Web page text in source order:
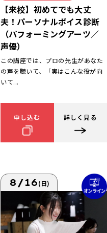
【来校】初めてでも大丈
夫！パーソナルボイス診断
（パフォーミングアーツ／
声優）
この講座では、プロの先生があなた
の声を聴いて、「実はこんな役が向
いて...
申し込む 詳しく見る
8/16(日)